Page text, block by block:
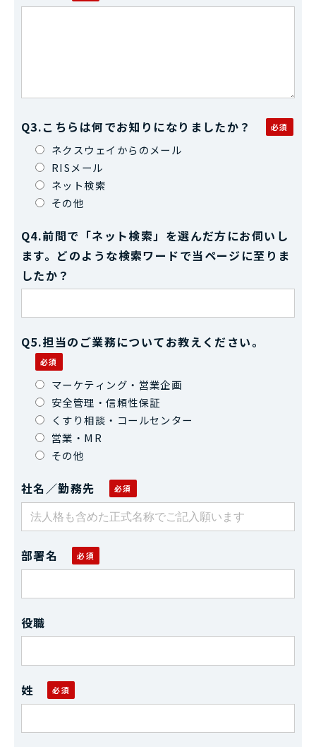
Q3.こちらは何でお知りになりましたか？
ネクスウェイからのメール
RISメール
ネット検索
その他
Q4.前問で「ネット検索」を選んだ方にお伺いし
ます。どのような検索ワードで当ページに至りま
したか？
Q5.担当のご業務についてお教えください。
マーケティング・営業企画
安全管理・信頼性保証
くすり相談・コールセンター
営業・MR
その他
社名／勤務先
部署名
役職
姓